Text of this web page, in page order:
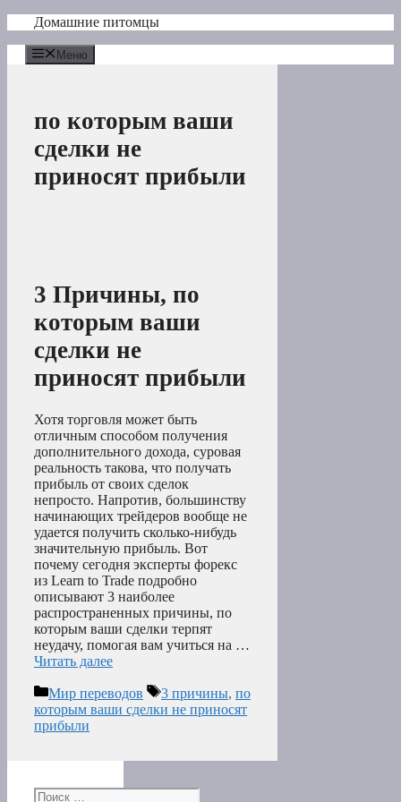
Перейти
содержимому
Домашние питомцы
Меню
по которым ваши
сделки не
приносят прибыли
3 Причины, по
которым ваши
сделки не
приносят прибыли
Хотя торговля может быть
отличным способом получения
дополнительного дохода, суровая
реальность такова, что получать
прибыль от своих сделок
непросто. Напротив, большинству
начинающих трейдеров вообще не
удается получить сколько-нибудь
значительную прибыль. Вот
почему сегодня эксперты форекс
из Learn to Trade подробно
описывают 3 наиболее
распространенных причины, по
которым ваши сделки терпят
неудачу, помогая вам учиться на …
Читать далее
Рубрики
Мир переводов Метки
3 причины, по
которым ваши сделки не приносят
прибыли
Поиск: